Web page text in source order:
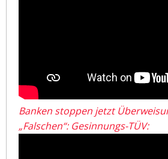
Banken stoppen jetzt
„Falschen“: Gesinnungs-TÜV: